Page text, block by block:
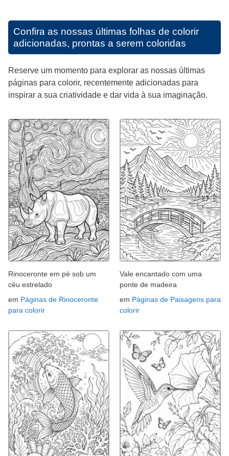
Confira as nossas últimas folhas de colorir
adicionadas, prontas a serem coloridas
Reserve um momento para explorar as nossas últimas
páginas para colorir, recentemente adicionadas para
inspirar a sua criatividade e dar vida à sua imaginação.
Rinoceronte em pé sob um
céu estrelado
em Páginas de Rinoceronte
para colorir
Vale encantado com uma
ponte de madeira
em Páginas de Paisagens para
colorir